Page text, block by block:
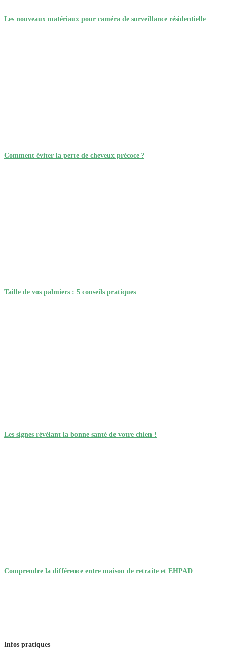
Les nouveaux matériaux pour caméra de surveillance résidentielle
Comment éviter la perte de cheveux précoce ?
Taille de vos palmiers : 5 conseils pratiques
Les signes révélant la bonne santé de votre chien !
Comprendre la différence entre maison de retraite et EHPAD
Infos pratiques